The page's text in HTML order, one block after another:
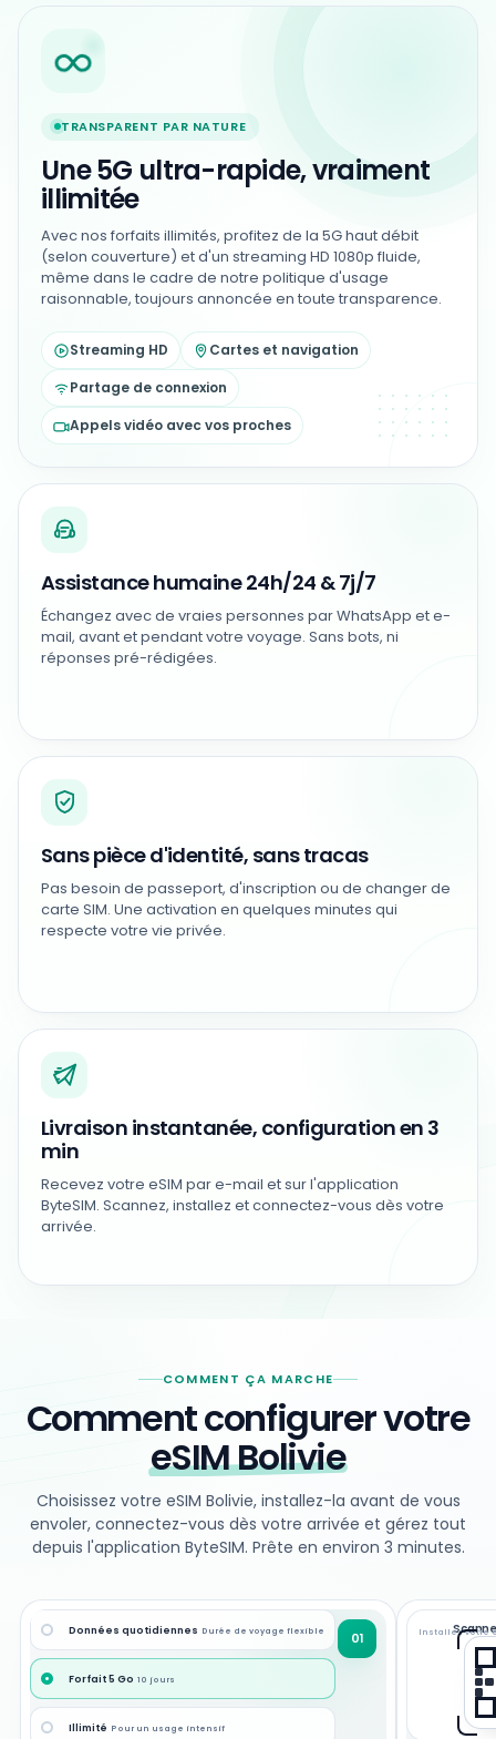
TRANSPARENT PAR NATURE
Une 5G ultra-rapide, vraiment
illimitée
Avec nos forfaits illimités, profitez de la 5G haut débit
(selon couverture) et d'un streaming HD 1080p fluide,
même dans le cadre de notre politique d'usage
raisonnable, toujours annoncée en toute transparence.
Streaming HD
Cartes et navigation
Partage de connexion
Appels vidéo avec vos proches
Assistance humaine 24h/24 & 7j/7
Échangez avec de vraies personnes par WhatsApp et e-
mail, avant et pendant votre voyage. Sans bots, ni
réponses pré-rédigées.
Sans pièce d'identité, sans tracas
Pas besoin de passeport, d'inscription ou de changer de
carte SIM. Une activation en quelques minutes qui
respecte votre vie privée.
Livraison instantanée, configuration en 3
min
Recevez votre eSIM par e-mail et sur l'application
ByteSIM. Scannez, installez et connectez-vous dès votre
arrivée.
COMMENT ÇA MARCHE
Comment configurer votre
eSIM Bolivie
Choisissez votre eSIM Bolivie, installez-la avant de vous
envoler, connectez-vous dès votre arrivée et gérez tout
depuis l'application ByteSIM. Prête en environ 3 minutes.
01
Données quotidiennes Durée de voyage flexible
Forfait 5 Go 10 jours
Illimité Pour un usage intensif
Installez votre